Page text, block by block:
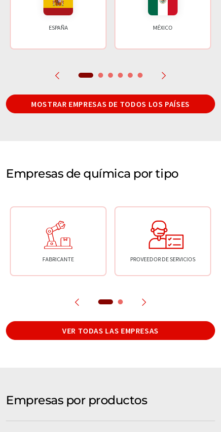
ESPAÑA MÉXICO
MOSTRAR EMPRESAS DE TODOS LOS PAÍSES
Empresas de química por tipo
FABRICANTE PROVEEDOR DE SERVICIOS
VER TODAS LAS EMPRESAS
Empresas por productos